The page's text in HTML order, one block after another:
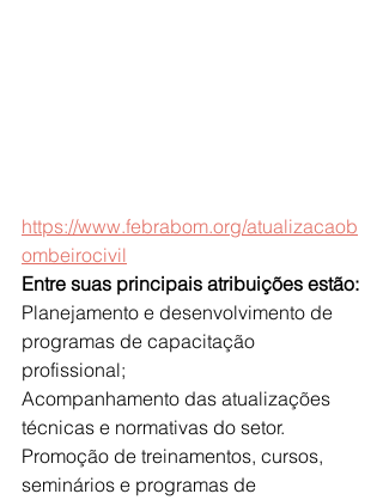
https://www.febrabom.org/atualizacaob
ombeirocivil
Entre suas principais atribuições estão:
Planejamento e desenvolvimento de
programas de capacitação
profissional;
Acompanhamento das atualizações
técnicas e normativas do setor.
Promoção de treinamentos, cursos,
seminários e programas de